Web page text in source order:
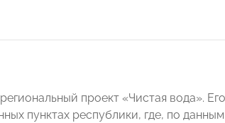
проект «Чистая вода».
пунктах республики, где, по